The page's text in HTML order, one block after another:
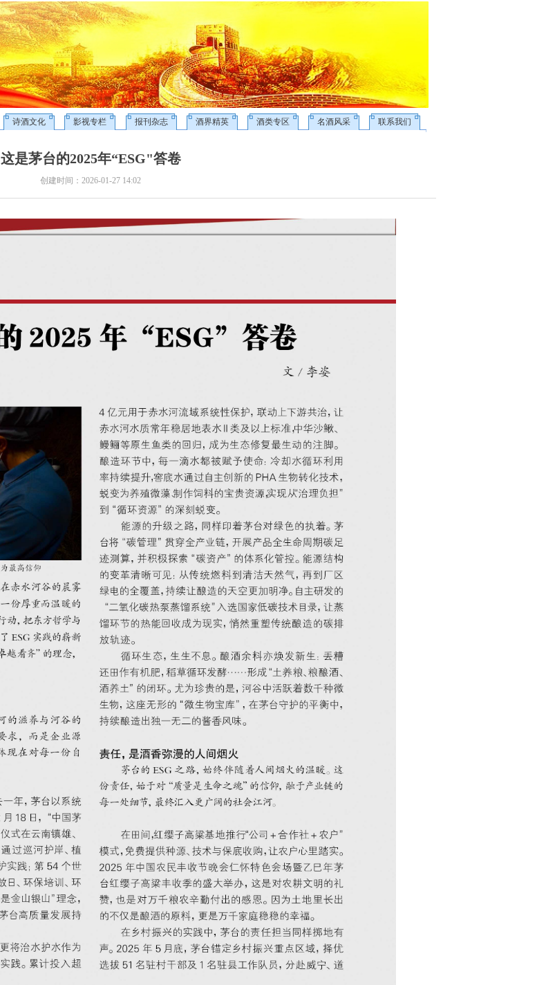
诗酒文化 影视专栏 报刊杂志 酒界精英 酒类专区 名酒风采 联系我们
这是茅台的2025年“ESG"答卷
创建时间： 2026-01-27 14:02